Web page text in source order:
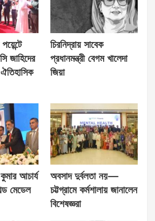
জাহিদের
চিরনিদ্রায় সাবেক
প্রধানমন্ত্রী বেগম খালেদা
জিয়া
আচার্য
মেডেল
অবসাদ দুর্বলতা নয়—
চট্টগ্রামে কর্মশালায় জানালেন
বিশেষজ্ঞরা